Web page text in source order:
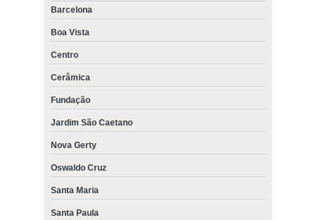
Barcelona
Boa Vista
Centro
Cerâmica
Fundação
Jardim São Caetano
Nova Gerty
Oswaldo Cruz
Santa Maria
Santa Paula